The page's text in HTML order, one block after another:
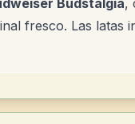
Budstalgia,
fresco. Las latas